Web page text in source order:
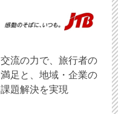
交流の力で、旅行者の
満足と、地域・企業の
課題解決を実現